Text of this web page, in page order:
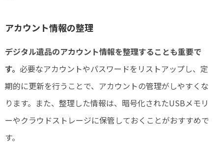
アカウント情報の整理
デジタル遺品のアカウント情報を整理することも重要で
す。 必要なアカウントやパスワードをリストアップし、定
期的に更新を行うことで、アカウントの管理がしやすくな
ります。また、整理した情報は、暗号化されたUSBメモリ
ーやクラウドストレージに保管しておくことがおすすめで
す。